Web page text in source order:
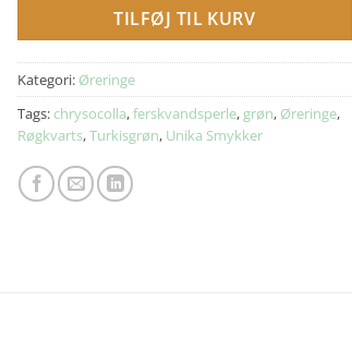
TILFØJ TIL KURV
Kategori: Øreringe
Tags: chrysocolla,ferskvandsperle, grøn, Øreringe,
Røgkvarts,Turkisgrøn, Unika Smykker